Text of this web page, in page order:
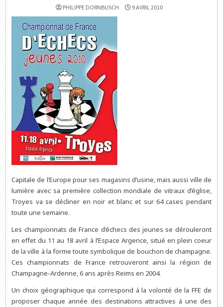
PHILIPPE DORNBUSCH 9 AVRIL 2010
Capitale de l’Europe pour ses magasins d’usine, mais aussi ville de
lumière avec sa première collection mondiale de vitraux d’église,
Troyes va se décliner en noir et blanc et sur 64 cases pendant
toute une semaine.
Les championnats de France d’échecs des jeunes se dérouleront
en effet du 11 au 18 avril à l’Espace Argence, situé en plein coeur
de la ville à la forme toute symbolique de bouchon de champagne.
Ces championnats de France retrouveront ainsi la région de
Champagne-Ardenne, 6 ans après Reims en 2004.
Un choix géographique qui correspond à la volonté de la FFE de
proposer chaque année des destinations attractives à une des